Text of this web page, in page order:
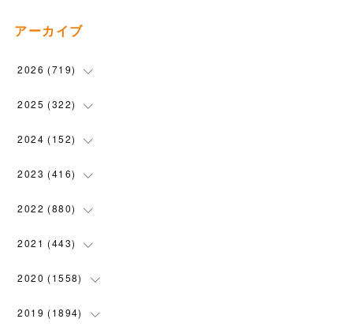
アーカイブ
2026 (719)
(12)
(102
( 110
( 119
2025 (322)
(90)
( 100
(74)
( 4 )
2024 (152)
(5 )
(5)
( 7 )
( 6 )
2023 (416)
(28)
( 58)
( 45)
( 69 )
2022 (880)
(31)
(64)
(76 )
2021 (443)
(54)
(91)
2020 (1558)
(107)
2019 (1894)